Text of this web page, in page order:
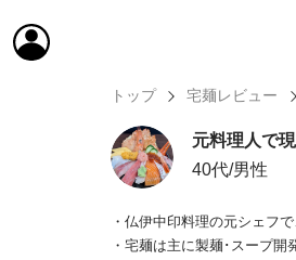
トップ 宅麺レビュー
元料理人で
40代/男性
・仏伊中印料理の元シェフ
・宅麺は主に製麺･スープ